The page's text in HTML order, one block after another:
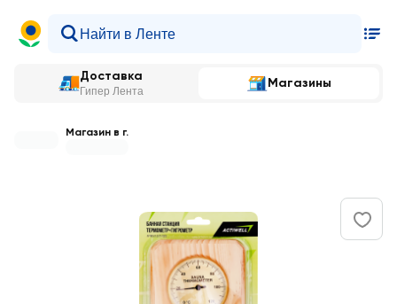
Доставка
Гипер Лента
Магазины
Магазин в г.